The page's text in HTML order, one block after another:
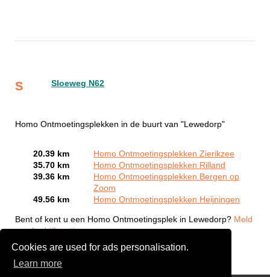
Cookies are used for ads personalisation.
Learn more
S Sloeweg N62
Homo Ontmoetingsplekken in de buurt van "Lewedorp"
20.39 km
Homo Ontmoetingsplekken Zierikzee
35.70 km
Homo Ontmoetingsplekken Rilland
39.36 km
Homo Ontmoetingsplekken Bergen op
Zoom
49.56 km
Homo Ontmoetingsplekken Heijningen
Bent of kent u een Homo Ontmoetingsplek in Lewedorp? Meld
een bedrijf gratis aan